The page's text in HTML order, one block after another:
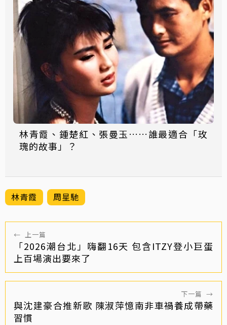
林青霞、鍾楚紅、張曼玉……誰最適合「玫
瑰的故事」？
林青霞 周星馳
← 上一篇
「2026潮台北」嗨翻16天 包含ITZY登小巨蛋
上百場演出要來了
下一篇 →
與沈建豪合推新歌 陳淑萍憶南非車禍養成帶藥
習慣